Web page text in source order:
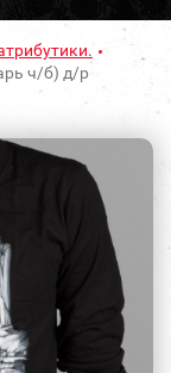
ч/б) д/р